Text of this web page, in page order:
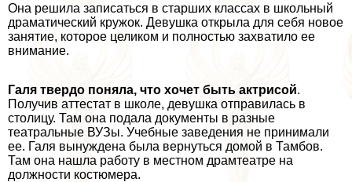
Она решила записаться в старших классах в школьный
драматический кружок. Девушка открыла для себя новое
занятие, которое целиком и полностью захватило ее
внимание.
Галя твердо поняла, что хочет быть актрисой.
Получив аттестат в школе, дeвyшка отправилась в
столицу. Там она подала документы в разные
театральные ВУЗы. Учебные заведения не принимали
ее. Галя вынуждена была вернуться домой в Тамбов.
Там она нашла работу в местном драмтеатре на
должности костюмера.